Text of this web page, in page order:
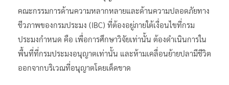
คณะกรรมการด้านความหลากหลายและด้านความปลอดภัยทาง
ชีวภาพของกรมประมง (IBC) ที่ต้องอยู่ภายใต้เงื่อนไขที่กรม
ประมงกำหนด คือ เพื่อการศึกษาวิจัยเท่านั้น ต้องดำเนินการใน
พื้นที่ที่กรมประมงอนุญาตเท่านั้น และห้ามเคลื่อนย้ายปลามีชีวิต
ออกจากบริเวณที่อนุญาตโดยเด็ดขาด